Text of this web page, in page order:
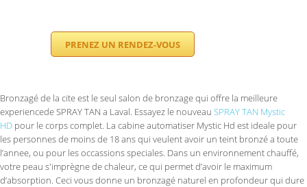
PRENEZ UN RENDEZ-VOUS
Bronzagé de la cite est le seul salon de bronzage qui offre la meilleure
experiencede SPRAY TAN a Laval. Essayez le nouveau SPRAY TAN Mystic
HD pour le corps complet. La cabine automatiser Mystic Hd est ideale pour
les personnes de moins de 18 ans qui veulent avoir un teint bronzé a toute
l’annee, ou pour les occassions speciales. Dans un environnement chauffé,
votre peau s'imprègne de chaleur, ce qui permet d’avoir le maximum
d’absorption. Ceci vous donne un bronzagé naturel en profondeur qui dure